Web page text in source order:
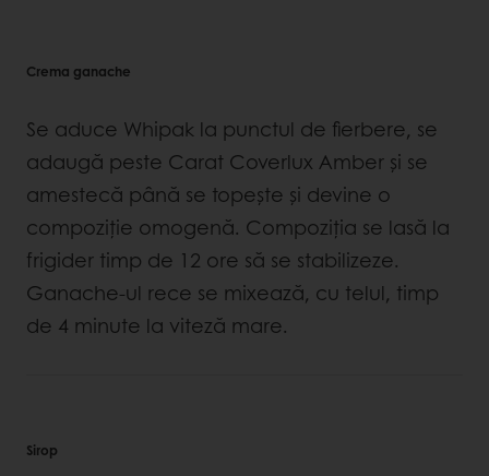
Crema ganache
Se aduce Whipak la punctul de fierbere, se
adaugă peste Carat Coverlux Amber și se
amestecă până se topește și devine o
compoziție omogenă. Compoziția se lasă la
frigider timp de 12 ore să se stabilizeze.
Ganache-ul rece se mixează, cu telul, timp
de 4 minute la viteză mare.
Sirop